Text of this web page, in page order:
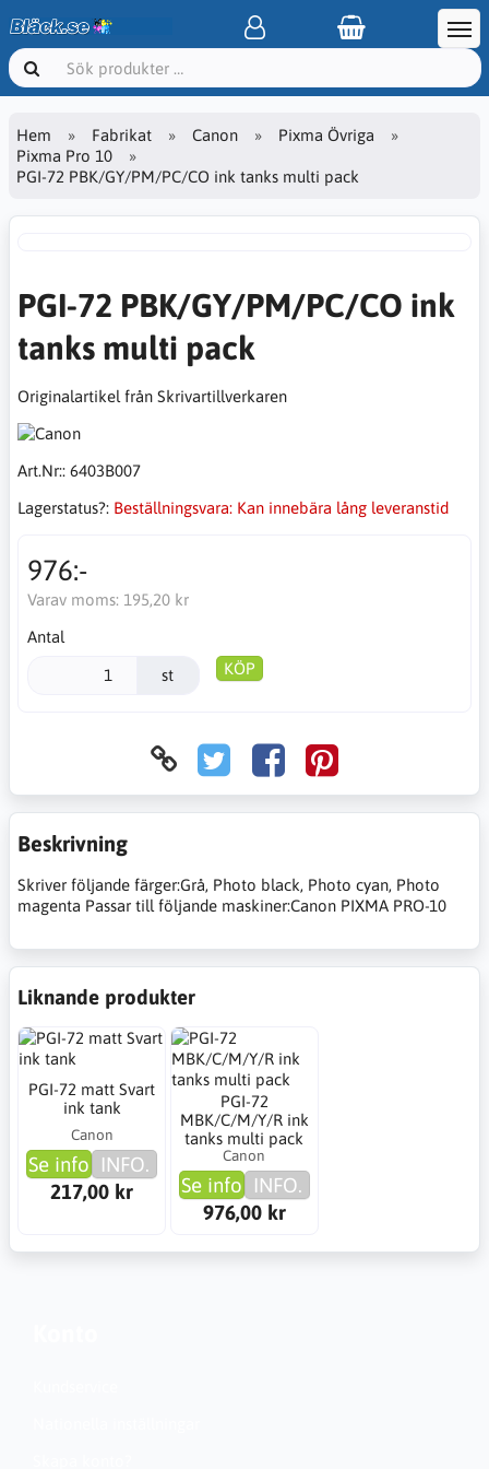
Hem Fabrikat Canon
Pixma Övriga
Pixma Pro 10
PGI-72 PBK/GY/PM/PC/CO ink tanks multi pack
PGI-72 PBK/GY/PM/PC/CO ink
tanks multi pack
Originalartikel från Skrivartillverkaren
Art.Nr:: 6403B007
Lagerstatus?: Beställningsvara: Kan innebära lång leveranstid
976:-
Varav moms: 195,20 kr
Antal
st KÖP
Beskrivning
Skriver följande färger:Grå, Photo black, Photo cyan, Photo
magenta Passar till följande maskiner:Canon PIXMA PRO-10
Liknande produkter
PGI-72 matt Svart
ink tank
Canon
Se info INFO.
217,00 kr
PGI-72
MBK/C/M/Y/R ink
tanks multi pack
Canon
Se info INFO.
976,00 kr